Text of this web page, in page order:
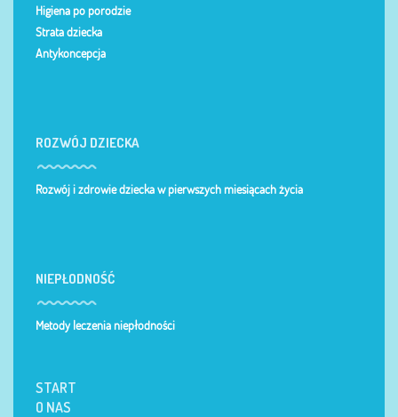
Higiena po porodzie
Strata dziecka
Antykoncepcja
ROZWÓJ DZIECKA
Rozwój i zdrowie dziecka w pierwszych miesiącach życia
NIEPŁODNOŚĆ
Metody leczenia niepłodności
START
O NAS